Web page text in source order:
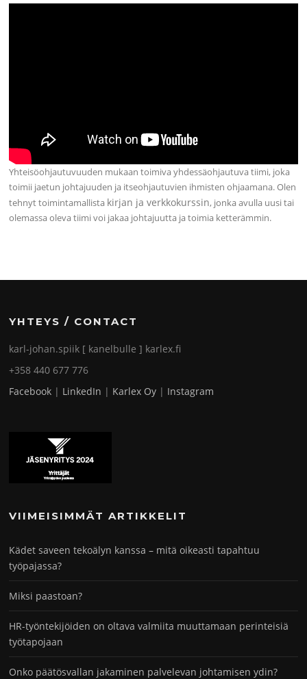
Yhteisöohjautuvuuden mukaan toimiva yhdessäohjautuva tiimi, joka
toimii jaetun johtajuuden ja itseohjautuvien ihmisten ohjaamana. Olen
tehnyt toimintamallista kirjan ja verkkokurssin, jonka avulla uusi tai
olemassa oleva tiimi voi jakaa johtajuutta ja toimia ketterämmin.
YHTEYS / CONTACT
karl-johan.spiik [ kanelbulle ] karlex.fi
+358 440 677 776
Facebook | LinkedIn | Karlex Oy | Instagram
VIIMEISIMMÄT ARTIKKELIT
Kädet saveen tekoälyn kanssa – mitä oikeasti tapahtuu
työpajassa?
Miksi paastoan?
HR-työntekijöiden on oltava valmiita muuttamaan perinteisiä
työtapojaan
Onko päätösvallan jakaminen palvelevan johtamisen ydin?